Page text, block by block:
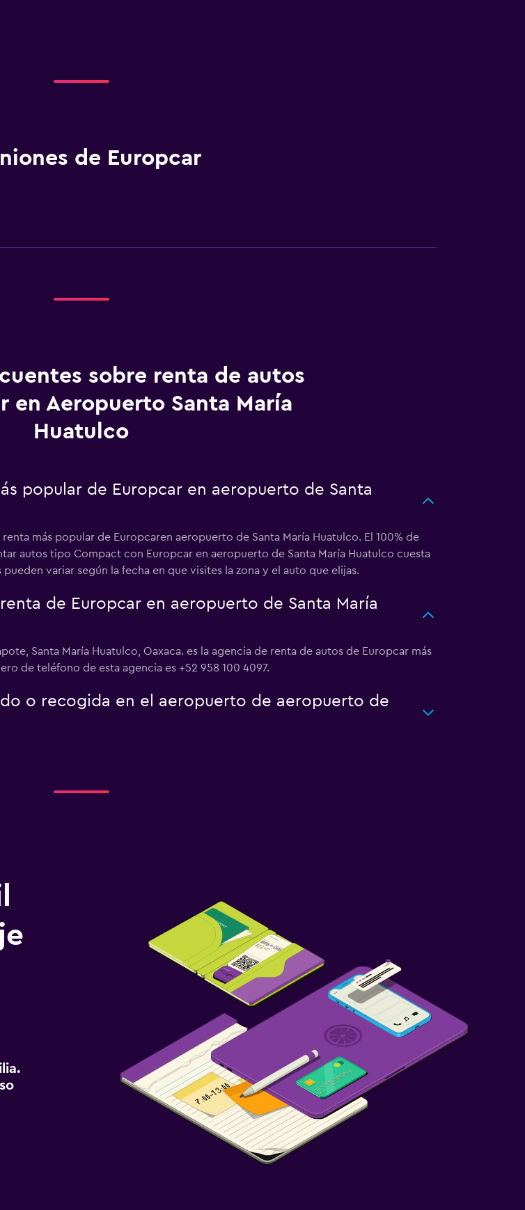
de Europcar
sobre renta de autos
en Aeropuerto Santa María
Huatulco
popular de Europcar en aeropuerto de Santa
más popular de Europcaren aeropuerto de Santa María Huatulco. El 100% de
autos tipo Compact con Europcar en aeropuerto de Santa María Huatulco cuesta
variar según la fecha en que visites la zona y el auto que elijas.
de Europcar en aeropuerto de Santa María
Santa María Huatulco, Oaxaca. es la agencia de renta de autos de Europcar más
de teléfono de esta agencia es +52 958 100 4097.
o recogida en el aeropuerto de aeropuerto de